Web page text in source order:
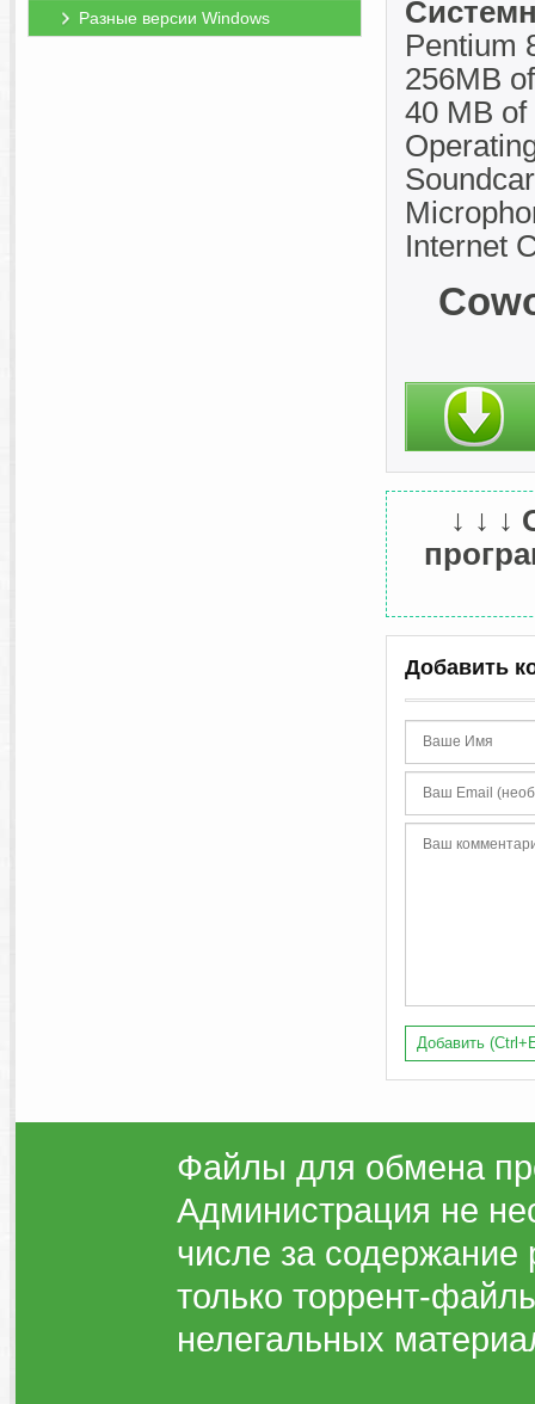
Разные версии Windows
Pentium
256MB
40 MB
Internet
↓ ↓ ↓
Добавить
Добавить
Файлы для обмена
Администрация не
числе за
только торрент-
нелегальных